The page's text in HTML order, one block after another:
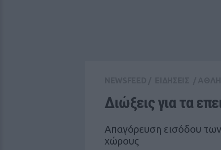
Διώξεις για τα
Απαγόρευση εισόδου
χώρους